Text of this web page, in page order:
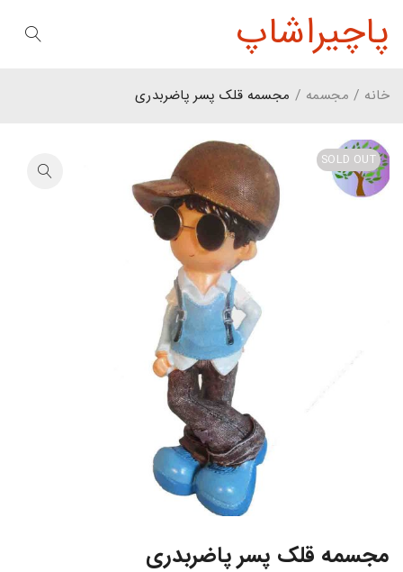
پاچیراشاپ
خانه / مجسمه / مجسمه قلک پسر پاضربدری
SOLD OUT
مجسمه قلک پسر پاضربدری